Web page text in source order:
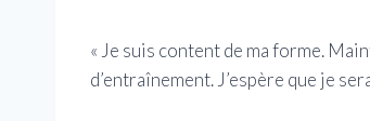
« Je suis content de ma forme.
d’entraînement. J’espère que je